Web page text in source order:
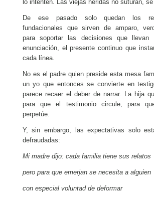
lo intenten. Las viejas heridas no suturan,
De ese pasado solo quedan los
fundacionales que sirven de amparo,
para soportar las decisiones que llevan
enunciación, el presente continuo que
cada línea.
No es el padre quien preside esta mesa
un yo que entonces se convierte en
parece recaer el deber de narrar. La hija
para que el testimonio circule, para
perpetúe.
Y, sin embargo, las expectativas solo
defraudadas:
Mi madre dijo: cada familia tiene sus relatos
pero para que emerjan se necesita a alguien
con especial voluntad de deformar